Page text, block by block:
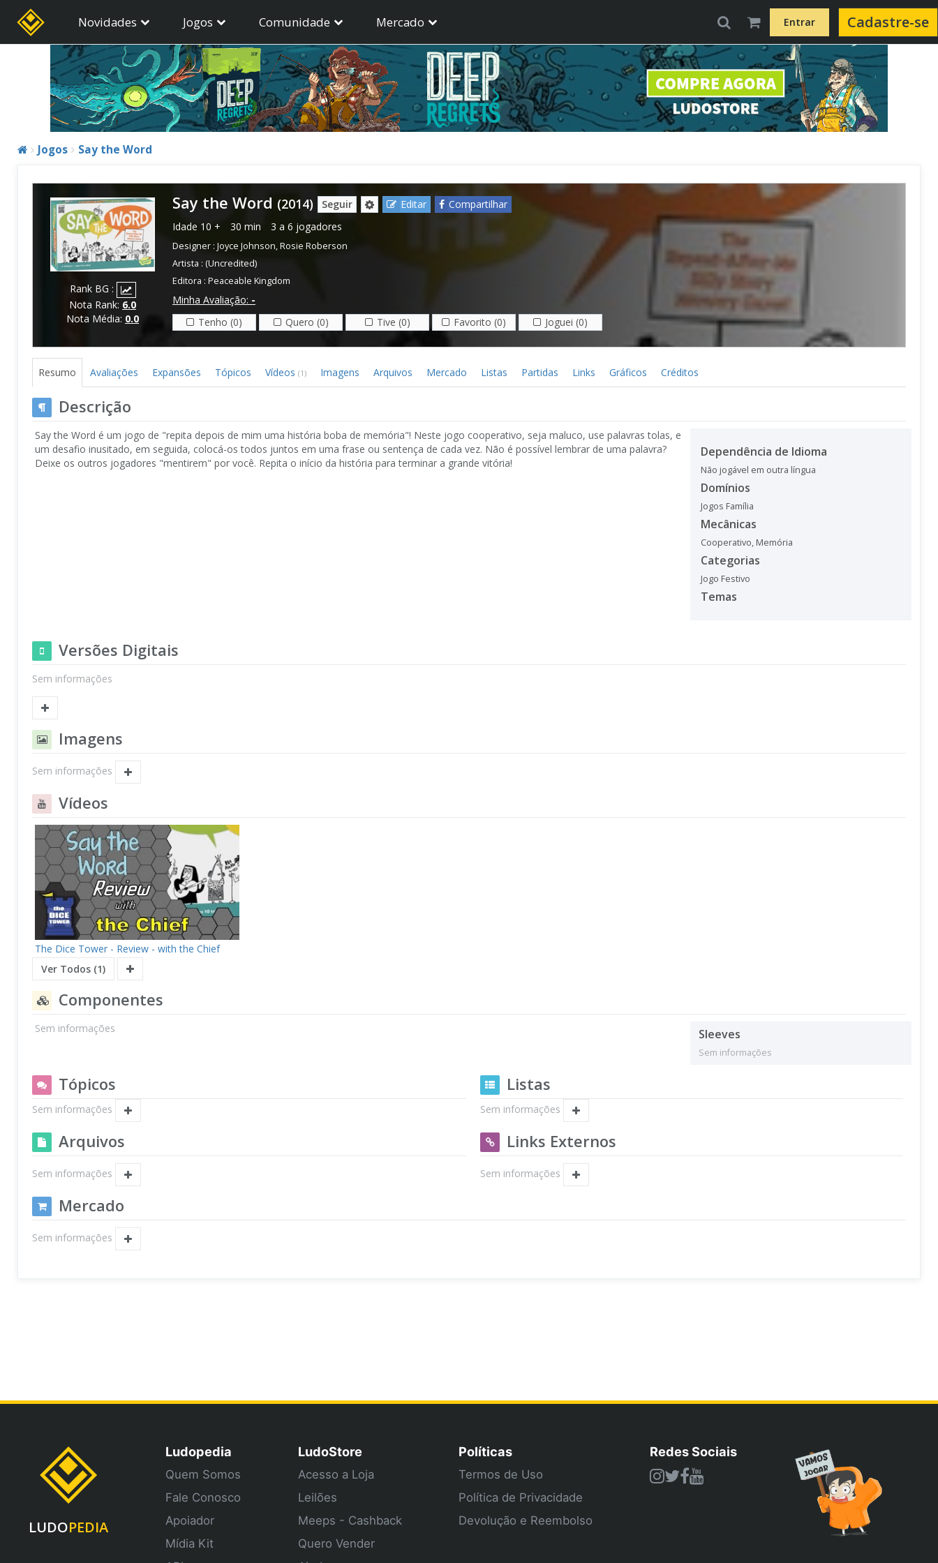
Novidades Jogos Comunidade Mercado Entrar Cadastre-se
Jogos Say the Word
Rank BG :
Nota Rank: 6.0
Nota Média: 0.0
Say the Word (2014) Seguir Editar
Compartilhar
Idade 10 + 30 min 3 a 6 jogadores
Designer : Joyce Johnson,Rosie Roberson
Artista : (Uncredited)
Editora : Peaceable Kingdom
Minha Avaliação: -
Tenho (0)
Quero (0) Tive (0) Favorito (0) Joguei (0)
Resumo Avaliações Expansões Tópicos Vídeos (1) Imagens Arquivos Mercado Listas Partidas Links Gráficos Créditos
Descrição
Say the Word é um jogo de "repita depois de mim uma história boba de memória"! Neste jogo cooperativo, seja maluco, use palavras tolas, e
um desafio inusitado, em seguida, colocá-os todos juntos em uma frase ou sentença de cada vez. Não é possível lembrar de uma palavra?
Deixe os outros jogadores "mentirem" por você. Repita o início da história para terminar a grande vitória!
Dependência de Idioma
Não jogável em outra língua
Domínios
Jogos Família
Mecânicas
Cooperativo, Memória
Categorias
Jogo Festivo
Temas
Versões Digitais
Sem informações
Imagens
Sem informações
Vídeos
The Dice Tower - Review - with the Chief
Ver Todos (1)
Componentes
Sem informações Sleeves
Sem informações
Tópicos
Sem informações
Listas
Sem informações
Arquivos
Sem informações
Links Externos
Sem informações
Mercado
Sem informações
LUDOPEDIA
Ludopedia
Quem Somos
Fale Conosco
Apoiador
Mídia Kit
LudoStore
Acesso a Loja
Leilões
Meeps - Cashback
Quero Vender
Políticas
Termos de Uso
Política de Privacidade
Devolução e Reembolso
Redes Sociais